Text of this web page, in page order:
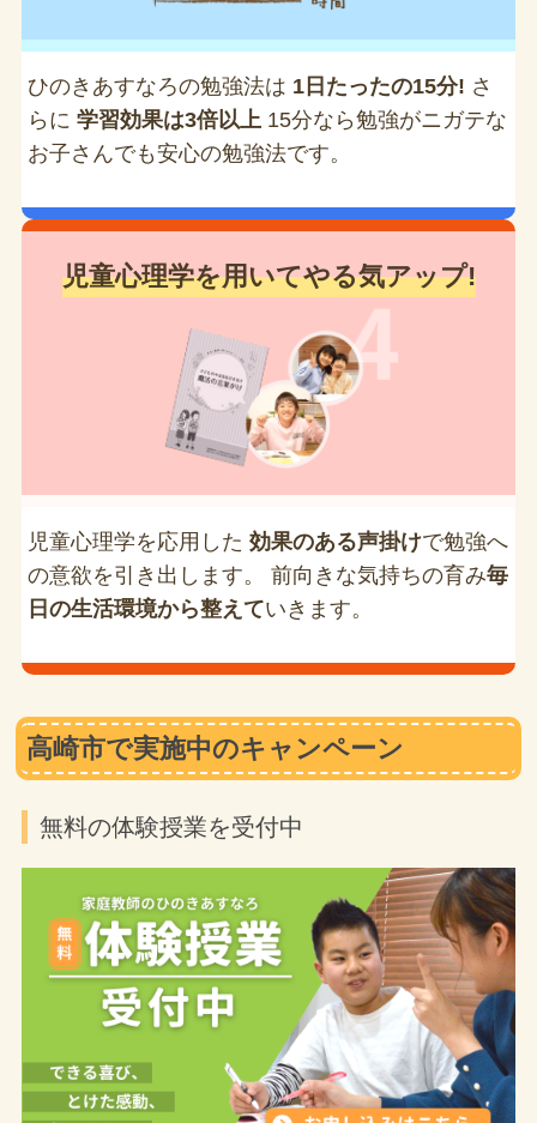
ひのきあすなろの勉強法は 1日たったの15分! さ
らに 学習効果は3倍以上15分なら勉強がニガテな
お子さんでも安心の勉強法です。
児童心理学を用いてやる気アップ!
児童心理学を応用した 効果のある声掛けで勉強へ
の意欲を引き出します。 前向きな気持ちの育み毎
日の生活環境から整えていきます。
高崎市で実施中のキャンペーン
無料の体験授業を受付中